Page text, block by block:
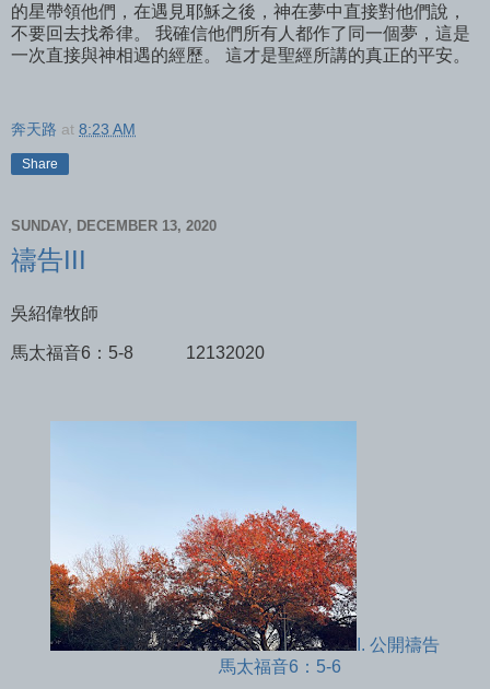
的星帶領他們，在遇見耶穌之後，神在夢中直接對他們說，
不要回去找希律。 我確信他們所有人都作了同一個夢，這是
一次直接與神相遇的經歷。 這才是聖經所講的真正的平安。
奔天路 at 8:23 AM
Share
SUNDAY, DECEMBER 13, 2020
禱告III
吳紹偉牧師
馬太福音6：5-8 12132020
I. 公開禱告
馬太福音6：5-6